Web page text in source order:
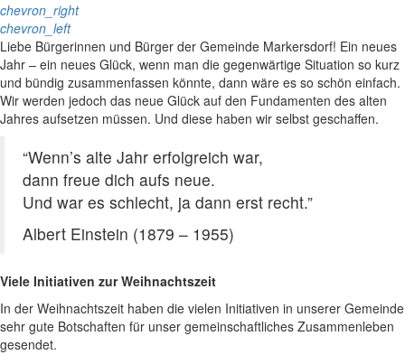
chevron_right
chevron_left
Liebe Bürgerinnen und Bürger der Gemeinde Markersdorf! Ein neues
Jahr – ein neues Glück, wenn man die gegenwärtige Situation so kurz
und bündig zusammenfassen könnte, dann wäre es so schön einfach.
Wir werden jedoch das neue Glück auf den Fundamenten des alten
Jahres aufsetzen müssen. Und diese haben wir selbst geschaffen.
“Wenn’s alte Jahr erfolgreich war,
dann freue dich aufs neue.
Und war es schlecht, ja dann erst recht.”
Albert Einstein (1879 – 1955)
Viele Initiativen zur Weihnachtszeit
In der Weihnachtszeit haben die vielen Initiativen in unserer Gemeinde
sehr gute Botschaften für unser gemeinschaftliches Zusammenleben
gesendet.